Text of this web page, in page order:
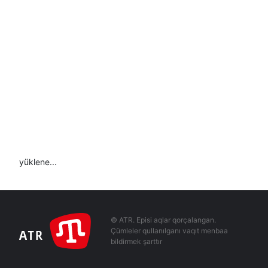
yüklene...
© ATR. Episi aqlar qorçalangan.
Çümleler qullanılganı vaqıt menbaa
bildirmek şarttır